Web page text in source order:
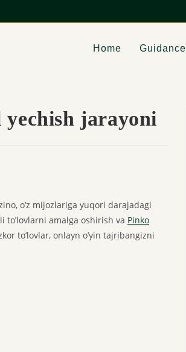
Home Guidance
yechish jarayoni
o’z mijozlariga yuqori darajadagi
to’lovlarni amalga oshirish va Pinko
to’lovlar, onlayn o’yin tajribangizni